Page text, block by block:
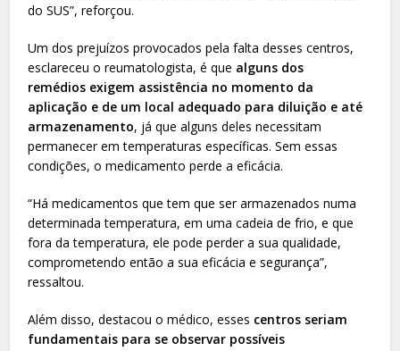
do SUS”, reforçou.
Um dos prejuízos provocados pela falta desses centros,
esclareceu o reumatologista, é que alguns dos
remédios exigem assistência no momento da
aplicação e de um local adequado para diluição e até
armazenamento, já que alguns deles necessitam
permanecer em temperaturas específicas. Sem essas
condições, o medicamento perde a eficácia.
“Há medicamentos que tem que ser armazenados numa
determinada temperatura, em uma cadeia de frio, e que
fora da temperatura, ele pode perder a sua qualidade,
comprometendo então a sua eficácia e segurança”,
ressaltou.
Além disso, destacou o médico, esses centros seriam
fundamentais para se observar possíveis